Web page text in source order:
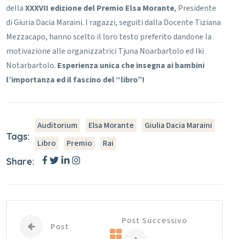
dellaXXXVII edizione del Premio Elsa Morante, Presidente
di Giuria Dacia Maraini. I ragazzi, seguiti dalla Docente Tiziana
Mezzacapo, hanno scelto il loro testo preferito dandone la
motivazione alle organizzatrici Tjuna Noarbartolo ed Iki
Notarbartolo. Esperienza unica che insegna ai bambini
l’importanza ed il fascino del “libro”!
Tags:
Auditorium Elsa Morante
Giulia Dacia Maraini
Libro
Premio Rai
Share:
Post
Post Successivo